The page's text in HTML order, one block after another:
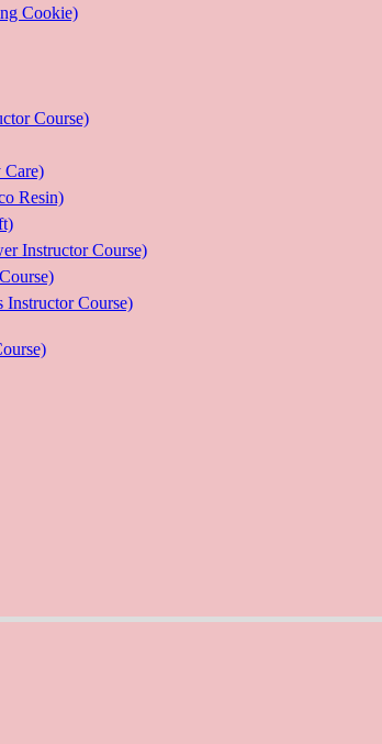
Cookie)
Course)
Resin)
Instructor Course)
Course)